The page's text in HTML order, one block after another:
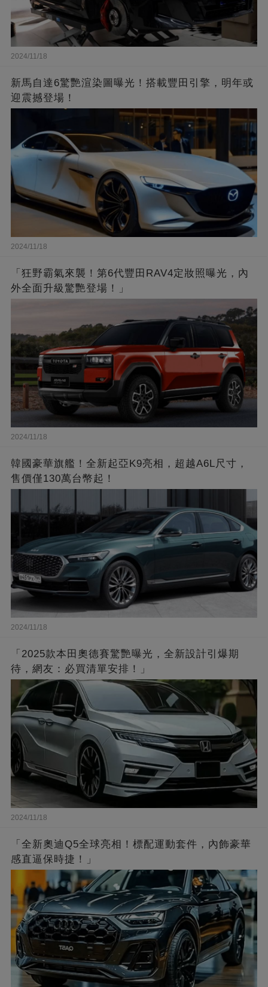
2024/11/18
新馬自達6驚艷渲染圖曝光！搭載豐田引擎，明年或
迎震撼登場！
2024/11/18
「狂野霸氣來襲！第6代豐田RAV4定妝照曝光，內
外全面升級驚艷登場！」
2024/11/18
韓國豪華旗艦！全新起亞K9亮相，超越A6L尺寸，
售價僅130萬台幣起！
2024/11/18
「2025款本田奧德賽驚艷曝光，全新設計引爆期
待，網友：必買清單安排！」
2024/11/18
「全新奧迪Q5全球亮相！標配運動套件，內飾豪華
感直逼保時捷！」